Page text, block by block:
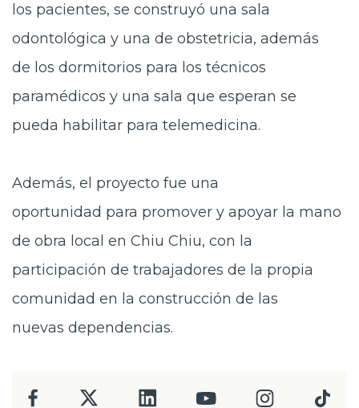
los pacientes, se construyó una sala
odontológica y una de obstetricia, además
de los dormitorios para los técnicos
paramédicos y una sala que esperan se
pueda habilitar para telemedicina.
Además, el proyecto fue una
oportunidad para promover y apoyar la mano
de obra local en Chiu Chiu, con la
participación de trabajadores de la propia
comunidad en la construcción de las
nuevas dependencias.